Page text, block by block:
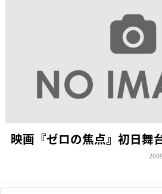
映画『ゼロの焦点』初日舞